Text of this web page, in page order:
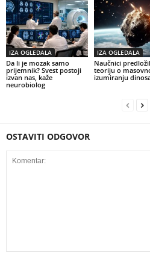
IZA OGLEDALA
Da li je mozak samo
prijemnik? Svest postoji
izvan nas, kaže
neurobiolog
IZA OGLEDALA
Naučnici
teoriju o
izumiranju
OSTAVITI ODGOVOR